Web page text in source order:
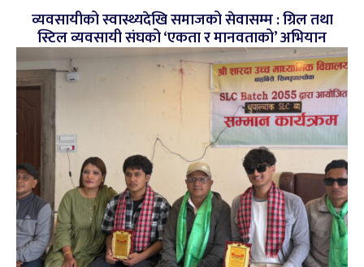
व्यवसायीको स्वास्थ्यदेखि समाजको सेवासम्म : ग्रिल तथा
स्टिल व्यवसायी संघको ‘एकता र मानवताको’ अभियान